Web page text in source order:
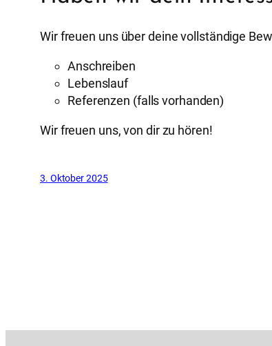
Wir freuen uns über deine vollständige
Anschreiben
Lebenslauf
Referenzen (falls vorhanden)
Wir freuen uns, von dir zu hören!
3. Oktober 2025